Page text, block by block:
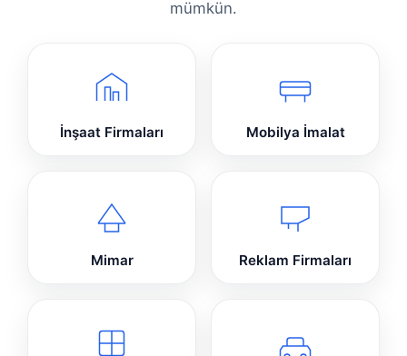
mümkün.
İnşaat Firmaları Mobilya İmalat
Mimar Reklam Firmaları